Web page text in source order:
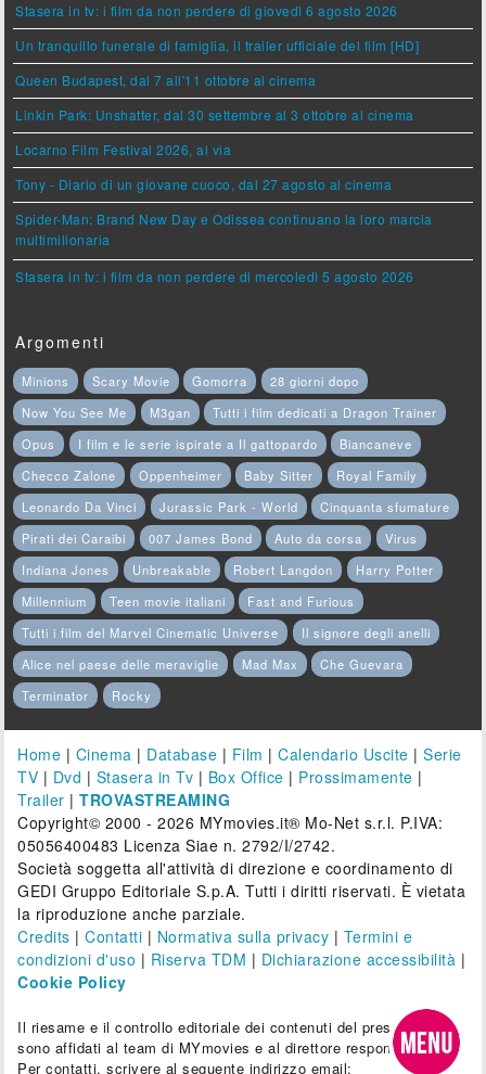
Stasera in tv: i film da non perdere di giovedì 6 agosto 2026
Un tranquillo funerale di famiglia, il trailer ufficiale del film [HD]
Queen Budapest, dal 7 all'11 ottobre al cinema
Linkin Park: Unshatter, dal 30 settembre al 3 ottobre al cinema
Locarno Film Festival 2026, al via
Tony - Diario di un giovane cuoco, dal 27 agosto al cinema
Spider-Man: Brand New Day e Odissea continuano la loro marcia
multimilionaria
Stasera in tv: i film da non perdere di mercoledì 5 agosto 2026
Argomenti
Minions Scary Movie Gomorra
28 giorni dopo
Now You See Me
M3gan
Tutti i film dedicati a Dragon Trainer
Opus
I film e le serie ispirate a Il gattopardo
Biancaneve
Checco Zalone
Oppenheimer Baby Sitter
Royal Family
Leonardo Da Vinci
Jurassic Park - World
Cinquanta sfumature
Pirati dei Caraibi
007 James Bond Auto da corsa
Virus
Indiana Jones
Unbreakable Robert Langdon
Harry Potter
Millennium
Teen movie italiani
Fast and Furious
Tutti i film del Marvel Cinematic Universe
Il signore degli anelli
Alice nel paese delle meraviglie
Mad Max
Che Guevara
Terminator
Rocky
Home | Cinema | Database | Film |Calendario Uscite |Serie
TV | Dvd | Stasera in Tv | Box Office | Prossimamente |
Trailer |TROVASTREAMING
Copyright© 2000 - 2026 MYmovies.it® Mo-Net s.r.l. P.IVA:
05056400483 Licenza Siae n. 2792/I/2742.
Società soggetta all'attività di direzione e coordinamento di
GEDI Gruppo Editoriale S.p.A. Tutti i diritti riservati. È vietata
la riproduzione anche parziale.
Credits |Contatti | Normativa sulla privacy | Termini e
condizioni d'uso | Riserva TDM | Dichiarazione accessibilità |
Cookie Policy
Il riesame e il controllo editoriale dei contenuti del presente sito
sono affidati al team di MYmovies e al direttore responsabile.
Per contatti, scrivere al seguente indirizzo email: